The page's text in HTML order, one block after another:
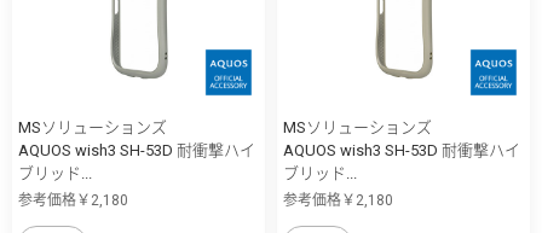
MSソリューションズ
AQUOS wish3 SH-53D 耐衝撃ハイ
ブリッド...
参考価格￥2,180
MSソリューションズ
AQUOS wish3 SH-53D 耐衝撃ハイ
ブリッド...
参考価格￥2,180